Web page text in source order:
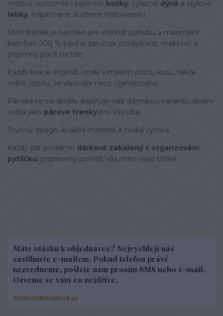
motivů: roztomilé i tajemné kočky, výrazné dýně a stylové
lebky, inspirované duchem Halloweenu.
Střih trenek je navržen pro volnost pohybu a maximální
komfort 100 % bavlna zaručuje prodyšnost, měkkost a
příjemný pocit na těle.
Každý kus je originál, vznikl v malém počtu kusů, takže
máte jistotu, že vlastníte něco výjimečného.
Pánská verze skvěle doplňuje naší dámskou variantu ideální
volba jako párové trenky pro Vás oba.
Stylový design, kvalitní materiál a česká výroba.
Každý pár posíláme dárkově zabalený v organzovém
pytlíčku, připravený potěšit Vás nebo vaše blízké.
Máte otázku k objednávce? Nejrychleji nás
zastihnete e-mailem. Pokud telefon právě
nezvedneme, pošlete nám prosím SMS nebo e-mail.
Ozveme se vám co nejdříve.
Alebrije@alebrije.cz